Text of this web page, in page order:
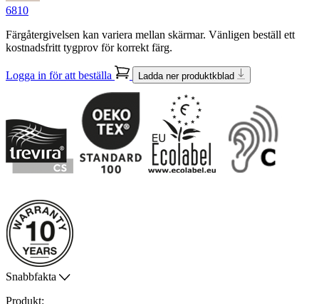
6810
Färgåtergivelsen kan variera mellan skärmar. Vänligen beställ ett
kostnadsfritt tygprov för korrekt färg.
Logga in för att beställa Ladda ner produktkblad
Snabbfakta
Produkt: